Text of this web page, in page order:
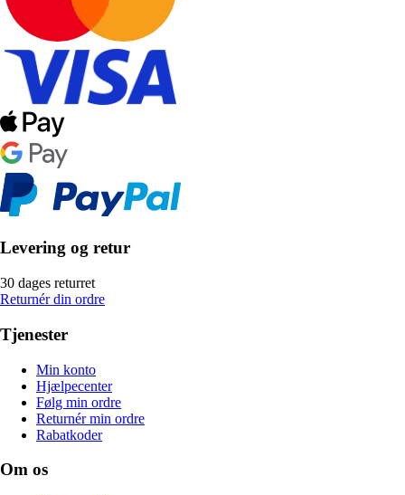
Levering og retur
30 dages returret
Returnér din ordre
Tjenester
Min konto
Hjælpecenter
Følg min ordre
Returnér min ordre
Rabatkoder
Om os